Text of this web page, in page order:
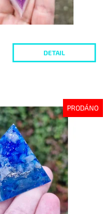
DETAIL
PRODÁNO